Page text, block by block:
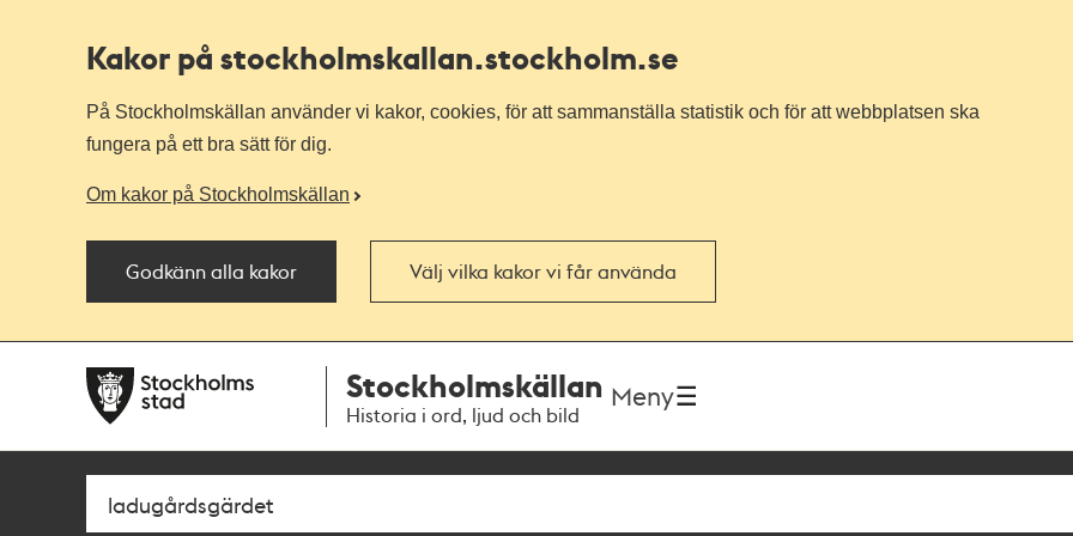
Kakor på stockholmskallan.stockholm.se
På Stockholmskällan använder vi kakor, cookies, för att sammanställa statistik och för att webbplatsen ska
fungera på ett bra sätt för dig.
Om kakor på Stockholmskällan
Godkänn alla kakor Välj vilka kakor vi får använda
navigationen
huvudinnehållet
Stockholmskällan
Historia i ord, ljud och bild
Meny
SökFritextsök